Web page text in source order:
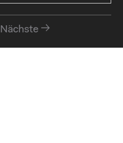
Nächste